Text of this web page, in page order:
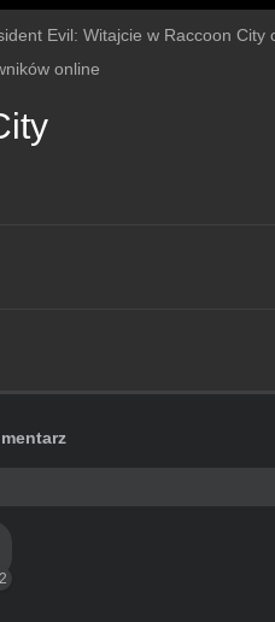
Evil: Witajcie w Raccoon City
online